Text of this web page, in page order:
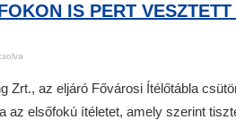
IS PERT VESZTETT
Zrt., az eljáró Fővárosi Ítélőtábla
az elsőfokú ítéletet, amely szerint